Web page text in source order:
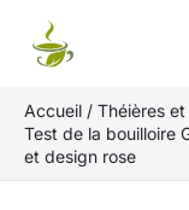
Accueil
Théières
Test de la bouilloire
et design rose